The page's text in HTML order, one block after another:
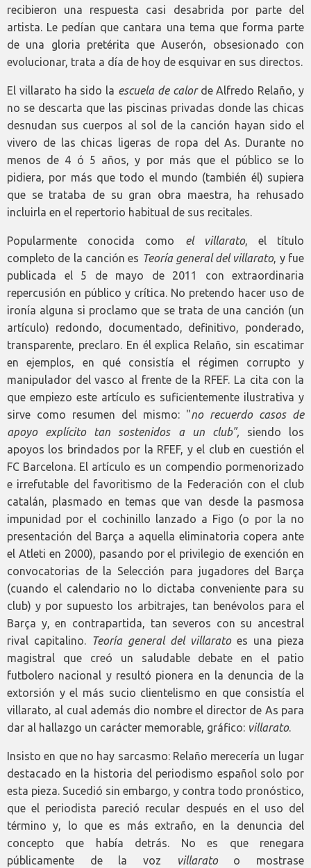
recibieron una respuesta casi desabrida por parte del
artista. Le pedían que cantara una tema que forma parte
de una gloria pretérita que Auserón, obsesionado con
evolucionar, trata a día de hoy de esquivar en sus directos.
El villarato ha sido la escuela de calorde Alfredo Relaño, y
no se descarta que las piscinas privadas donde las chicas
desnudan sus cuerpos al sol de la canción hayan sido el
vivero de las chicas ligeras de ropa del As. Durante no
menos de 4 ó 5 años, y por más que el público se lo
pidiera, por más que todo el mundo (también él) supiera
que se trataba de su gran obra maestra, ha rehusado
incluirla en el repertorio habitual de sus recitales.
Popularmente conocida como el villarato, el título
completo de la canción es Teoría general del villarato, y fue
publicada el 5 de mayo de 2011 con extraordinaria
repercusión en público y crítica. No pretendo hacer uso de
ironía alguna si proclamo que se trata de una canción (un
artículo) redondo, documentado, definitivo, ponderado,
transparente, preclaro. En él explica Relaño, sin escatimar
en ejemplos, en qué consistía el régimen corrupto y
manipulador del vasco al frente de la RFEF. La cita con la
que empiezo este artículo es suficientemente ilustrativa y
sirve como resumen del mismo: "no recuerdo casos de
apoyo explícito tan sostenidos a un club", siendo los
apoyos los brindados por la RFEF, y el club en cuestión el
FC Barcelona. El artículo es un compendio pormenorizado
e irrefutable del favoritismo de la Federación con el club
catalán, plasmado en temas que van desde la pasmosa
impunidad por el cochinillo lanzado a Figo (o por la no
presentación del Barça a aquella eliminatoria copera ante
el Atleti en 2000), pasando por el privilegio de exención en
convocatorias de la Selección para jugadores del Barça
(cuando el calendario no lo dictaba conveniente para su
club) y por supuesto los arbitrajes, tan benévolos para el
Barça y, en contrapartida, tan severos con su ancestral
rival capitalino. Teoría general del villaratoes una pieza
magistral que creó un saludable debate en el patio
futbolero nacional y resultó pionera en la denuncia de la
extorsión y el más sucio clientelismo en que consistía el
villarato, al cual además dio nombre el director de As para
dar al hallazgo un carácter memorable, gráfico: villarato.
Insisto en que no hay sarcasmo: Relaño merecería un lugar
destacado en la historia del periodismo español solo por
esta pieza. Sucedió sin embargo, y contra todo pronóstico,
que el periodista pareció recular después en el uso del
término y, lo que es más extraño, en la denuncia del
concepto que había detrás. No es que renegara
públicamente de la voz
villaratoo mostrase